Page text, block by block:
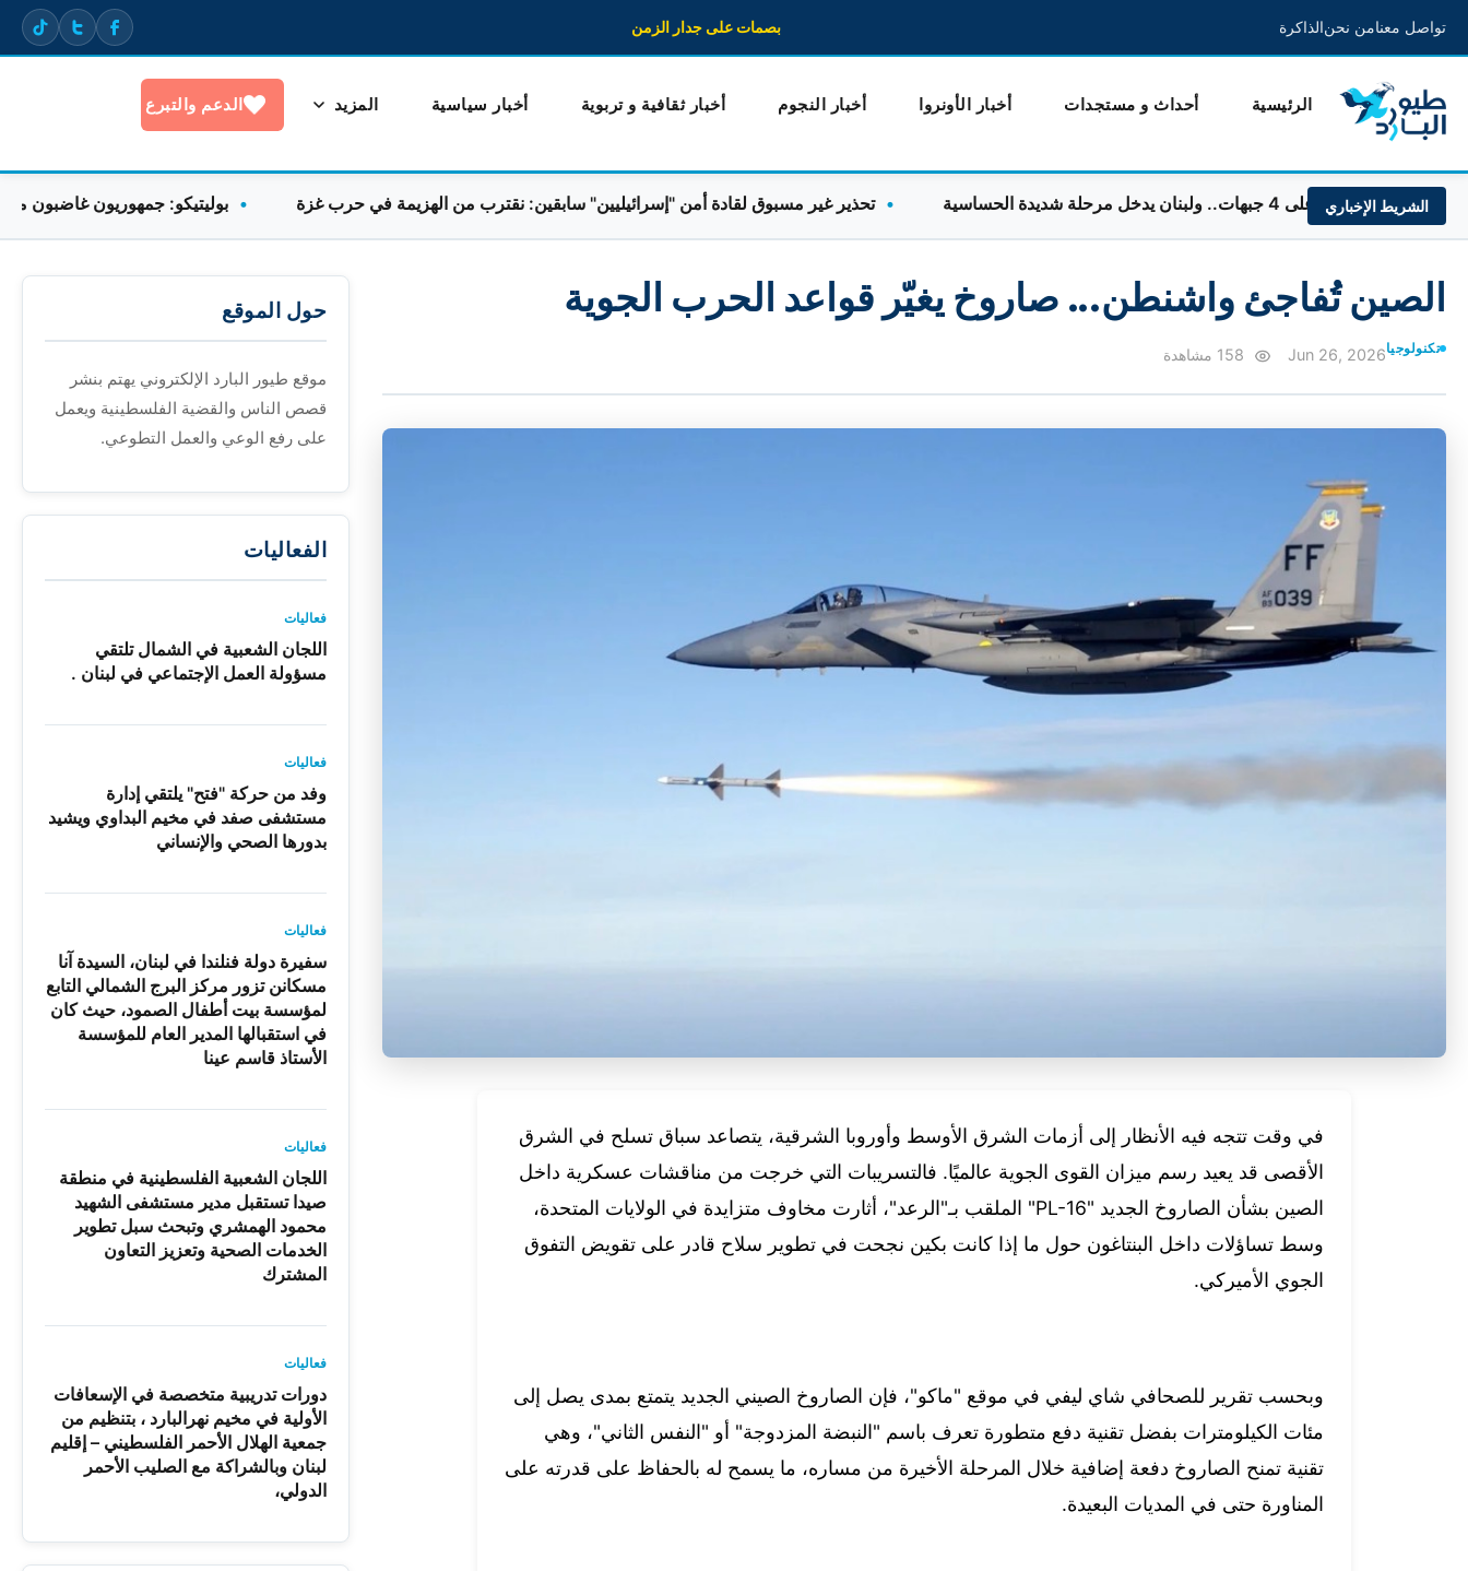
تواصل معنامن نحنالذاكرة بصمات على جدار الزمن
الرئيسية أحداث و مستجدات أخبار الأونروا أخبار النجوم أخبار ثقافية و تربوية أخبار سياسية المزيد الدعم والتبرع
الشريط الإخباري
ولبنان يدخل مرحلة شديدة الحساسية تحذير غير مسبوق لقادة أمن "إسرائيليين" سابقين: نقترب من الهزيمة في حرب غزة بوليتيكو: جمهوريون غاضبون من غياب
الصين تُفاجئ واشنطن... صاروخ يغيّر قواعد الحرب الجوية
تكنولوجياJun 26, 2026
في وقت تتجه فيه الأنظار إلى أزمات الشرق الأوسط وأوروبا الشرقية، يتصاعد سباق تسلح في الشرق
الأقصى قد يعيد رسم ميزان القوى الجوية عالميًا. فالتسريبات التي خرجت من مناقشات عسكرية داخل
الصين بشأن الصاروخ الجديد "PL-16" الملقب بـ"الرعد"، أثارت مخاوف متزايدة في الولايات المتحدة،
وسط تساؤلات داخل البنتاغون حول ما إذا كانت بكين نجحت في تطوير سلاح قادر على تقويض التفوق
الجوي الأميركي.
وبحسب تقرير للصحافي شاي ليفي في موقع "ماكو"، فإن الصاروخ الصيني الجديد يتمتع بمدى يصل إلى
مئات الكيلومترات بفضل تقنية دفع متطورة تعرف باسم "النبضة المزدوجة" أو "النفس الثاني"، وهي
تقنية تمنح الصاروخ دفعة إضافية خلال المرحلة الأخيرة من مساره، ما يسمح له بالحفاظ على قدرته على
المناورة حتى في المديات البعيدة.
حول الموقع
موقع طيور البارد الإلكتروني يهتم بنشر
قصص الناس والقضية الفلسطينية ويعمل
على رفع الوعي والعمل التطوعي.
الفعاليات
فعاليات
اللجان الشعبية في الشمال تلتقي
مسؤولة العمل الإجتماعي في لبنان .
فعاليات
وفد من حركة "فتح" يلتقي إدارة
مستشفى صفد في مخيم البداوي ويشيد
بدورها الصحي والإنساني
فعاليات
سفيرة دولة فنلندا في لبنان، السيدة آنا
مسكانن تزور مركز البرج الشمالي التابع
لمؤسسة بيت أطفال الصمود، حيث كان
في استقبالها المدير العام للمؤسسة
الأستاذ قاسم عينا
فعاليات
اللجان الشعبية الفلسطينية في منطقة
صيدا تستقبل مدير مستشفى الشهيد
محمود الهمشري وتبحث سبل تطوير
الخدمات الصحية وتعزيز التعاون
المشترك
فعاليات
دورات تدريبية متخصصة في الإسعافات
الأولية في مخيم نهرالبارد ، بتنظيم من
جمعية الهلال الأحمر الفلسطيني – إقليم
لبنان وبالشراكة مع الصليب الأحمر
الدولي،